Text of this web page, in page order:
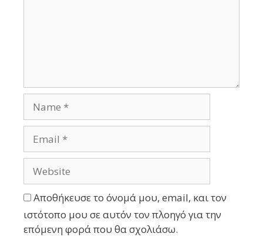
Αποθήκευσε το όνομά μου, email, και τον
ιστότοπο μου σε αυτόν τον πλοηγό για την
επόμενη φορά που θα σχολιάσω.